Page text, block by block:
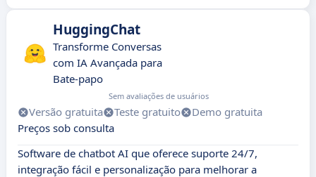
HuggingChat
Transforme Conversas
com IA Avançada para
Bate-papo
Sem avaliações de usuários
Versão gratuita Teste gratuito
Demo gratuita
Preços sob consulta
Software de chatbot AI que oferece suporte 24/7,
integração fácil e personalização para melhorar a